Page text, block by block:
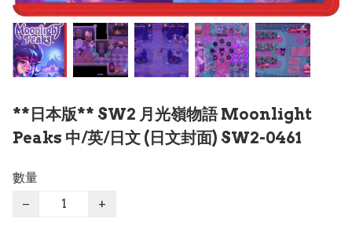
**日本版** SW2 月光嶺物語 Moonlight
Peaks 中/英/日文 (日文封面) SW2-0461
數量
−
+